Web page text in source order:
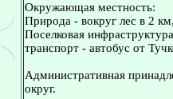
Окружающая местность:
Природа - вокруг лес в 2
Поселковая
транспорт - автобус от
Административная
округ.